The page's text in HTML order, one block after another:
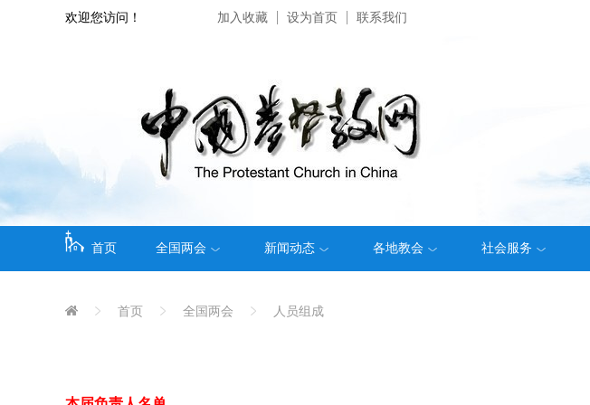
欢迎您访问！ 加入收藏 设为首页 联系我们
首页 全国两会 新闻动态 各地教会 社会服务
首页 全国两会 人员组成